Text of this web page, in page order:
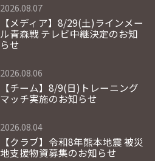
2026.08.07
【メディア】8/29(土)ラインメー
ル青森戦 テレビ中継決定のお知
らせ
2026.08.06
【チーム】8/9(日)トレーニング
マッチ実施のお知らせ
2026.08.04
【クラブ】令和8年熊本地震 被災
地支援物資募集のお知らせ